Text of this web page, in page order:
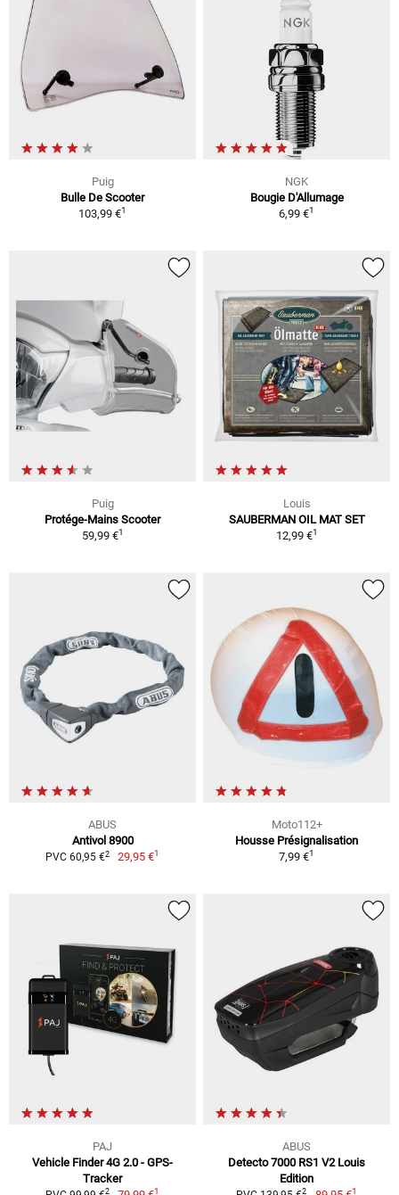
Puig
Bulle De Scooter
103,99 €1
NGK
Bougie D'Allumage
6,99 €1
Puig
Protége-Mains Scooter
59,99 €1
Louis
SAUBERMAN OIL MAT SET
12,99 €1
ABUS
Antivol 8900
PVC 60,95 €2 29,95 €1
Moto112+
Housse Présignalisation
7,99 €1
PAJ
Vehicle Finder 4G 2.0 - GPS-
Tracker
2 1
ABUS
Detecto 7000 RS1 V2 Louis
Edition
2 1